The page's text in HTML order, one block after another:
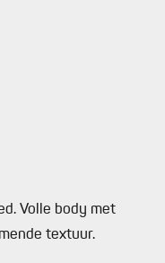
Volle body met
textuur.